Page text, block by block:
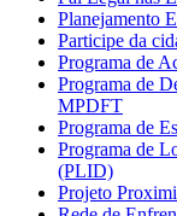
Planejamento
Participe da
Programa de
Programa de
MPDFT
Programa de
Programa de
(PLID)
Projeto